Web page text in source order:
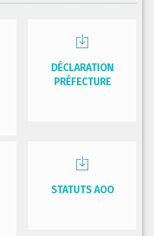
DÉCLARATION
PRÉFECTURE
STATUTS AOO